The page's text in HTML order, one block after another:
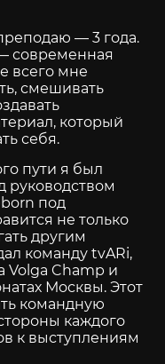
— 3 года.
современная
всего мне
смешивать
который
себя.
пути я был
руководством
под
не только
другим
команду tvARi,
Volga Champ и
Москвы. Этот
командную
каждого
к выступлениям